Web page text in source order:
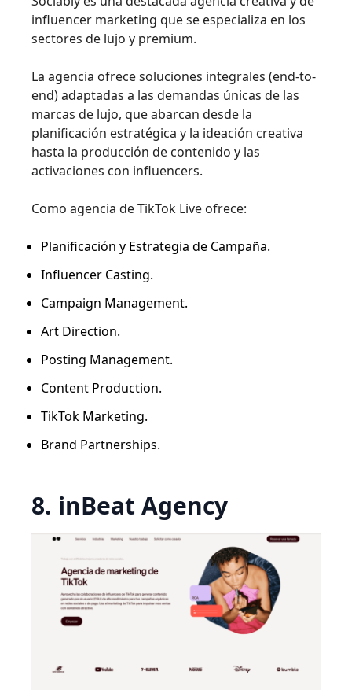
influencer marketing que se especializa en los
sectores de lujo y premium.
La agencia ofrece soluciones integrales (end-to-
end) adaptadas a las demandas únicas de las
marcas de lujo, que abarcan desde la
planificación estratégica y la ideación creativa
hasta la producción de contenido y las
activaciones con influencers.
Como agencia de TikTok Live ofrece:
Planificación y Estrategia de Campaña.
Influencer Casting.
Campaign Management.
Art Direction.
Posting Management.
Content Production.
TikTok Marketing.
Brand Partnerships.
8. inBeat Agency